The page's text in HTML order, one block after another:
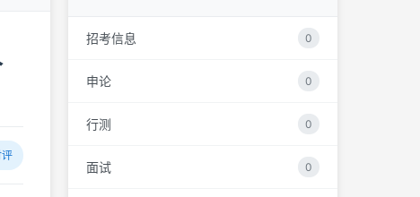
招考信息 0
申论 0
行测 0
面试 0